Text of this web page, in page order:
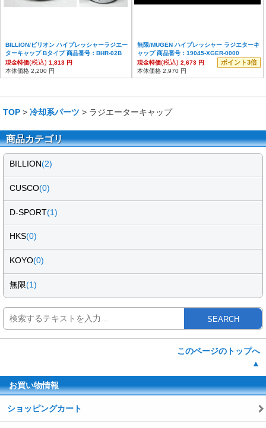
BILLION/ビリオン ハイプレッシャーラジエー
ターキャップ Bタイプ 商品番号：BHR-02B
現金特価(税込) 1,813 円
本体価格 2,200 円
無限/MUGEN ハイプレッシャー ラジエターキ
ャップ 商品番号：19045-XGER-0000
現金特価(税込) 2,673 円 ポイント3倍
本体価格 2,970 円
TOP > 冷却系パーツ > ラジエーターキャップ
商品カテゴリ
BILLION(2)
CUSCO(0)
D-SPORT(1)
HKS(0)
KOYO(0)
無限(1)
SEARCH
このページのトップへ
▲
お買い物情報
ショッピングカート